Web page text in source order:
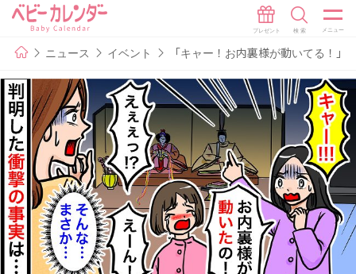
ニュース イベント 「キャー！お内裏様が動いてる！